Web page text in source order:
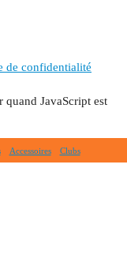
de confidentialité
quand JavaScript est
Accessoires Clubs